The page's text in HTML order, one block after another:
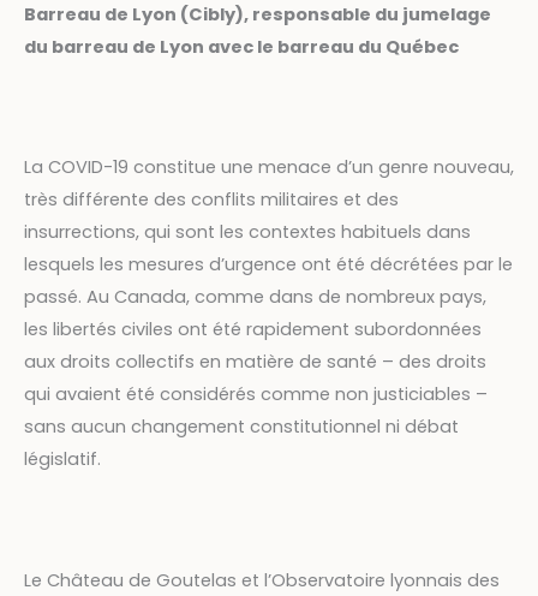
Barreau de Lyon (Cibly), responsable du jumelage
du barreau de Lyon avec le barreau du Québec
La COVID-19 constitue une menace d’un genre nouveau,
très différente des conflits militaires et des
insurrections, qui sont les contextes habituels dans
lesquels les mesures d’urgence ont été décrétées par le
passé. Au Canada, comme dans de nombreux pays,
les libertés civiles ont été rapidement subordonnées
aux droits collectifs en matière de santé – des droits
qui avaient été considérés comme non justiciables –
sans aucun changement constitutionnel ni débat
législatif.
Le Château de Goutelas et l’Observatoire lyonnais des